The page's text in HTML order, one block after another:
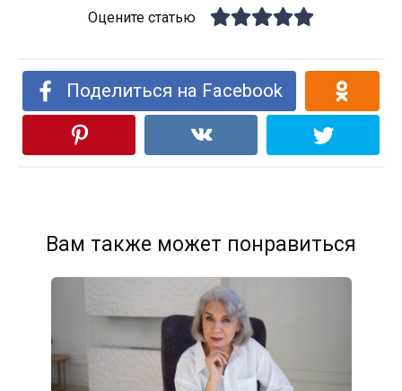
Оцените статью
Поделиться на Facebook
Вам также может понравиться